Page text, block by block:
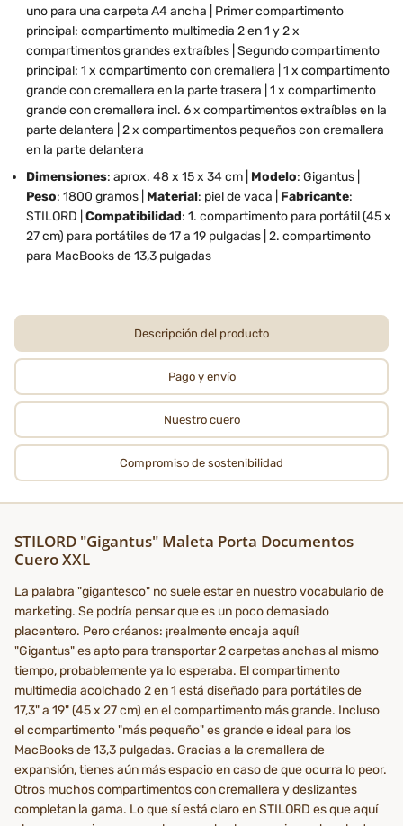
uno para una carpeta A4 ancha | Primer compartimento
principal: compartimento multimedia 2 en 1 y 2 x
compartimentos grandes extraíbles | Segundo compartimento
principal: 1 x compartimento con cremallera | 1 x compartimento
grande con cremallera en la parte trasera | 1 x compartimento
grande con cremallera incl. 6 x compartimentos extraíbles en la
parte delantera | 2 x compartimentos pequeños con cremallera
en la parte delantera
Dimensiones: aprox. 48 x 15 x 34 cm | Modelo: Gigantus |
Peso: 1800 gramos | Material: piel de vaca | Fabricante:
STILORD | Compatibilidad: 1. compartimento para portátil (45 x
27 cm) para portátiles de 17 a 19 pulgadas | 2. compartimento
para MacBooks de 13,3 pulgadas
Descripción del producto
Pago y envío
Nuestro cuero
Compromiso de sostenibilidad
STILORD "Gigantus" Maleta Porta Documentos
Cuero XXL
La palabra "gigantesco" no suele estar en nuestro vocabulario de
marketing. Se podría pensar que es un poco demasiado
placentero. Pero créanos: ¡realmente encaja aquí!
"Gigantus" es apto para transportar 2 carpetas anchas al mismo
tiempo, probablemente ya lo esperaba. El compartimento
multimedia acolchado 2 en 1 está diseñado para portátiles de
17,3" a 19" (45 x 27 cm) en el compartimento más grande. Incluso
el compartimento "más pequeño" es grande e ideal para los
MacBooks de 13,3 pulgadas. Gracias a la cremallera de
expansión, tienes aún más espacio en caso de que ocurra lo peor.
Otros muchos compartimentos con cremallera y deslizantes
completan la gama. Lo que sí está claro en STILORD es que aquí